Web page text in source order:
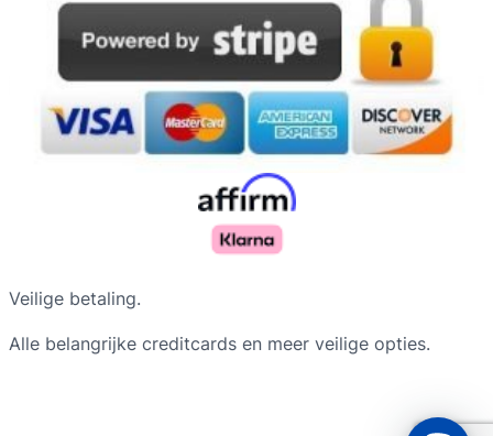
Veilige betaling.
Alle belangrijke creditcards en meer veilige opties.
Русский